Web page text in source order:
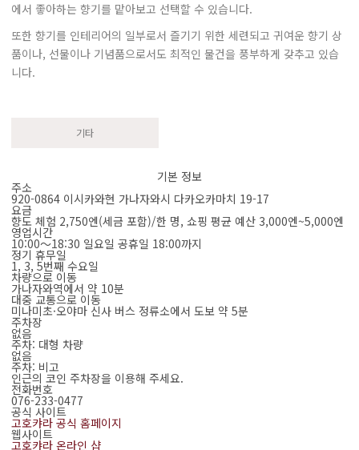
에서 좋아하는 향기를 맡아보고 선택할 수 있습니다.
또한 향기를 인테리어의 일부로서 즐기기 위한 세련되고 귀여운 향기 상
품이나, 선물이나 기념품으로서도 최적인 물건을 풍부하게 갖추고 있습
니다.
기타
기본 정보
주소
920-0864 이시카와현 가나자와시 다카오카마치 19-17
요금
향도 체험 2,750엔(세금 포함)/한 명, 쇼핑 평균 예산 3,000엔~5,000엔
영업시간
10:00～18:30 일요일 공휴일 18:00까지
정기 휴무일
1, 3, 5번째 수요일
차량으로 이동
가나자와역에서 약 10분
대중 교통으로 이동
미나미초·오야마 신사 버스 정류소에서 도보 약 5분
주차장
없음
주차: 대형 차량
없음
주차: 비고
인근의 코인 주차장을 이용해 주세요.
전화번호
076-233-0477
공식 사이트
고호캬라 공식 홈페이지
웹사이트
고호캬라 온라인 샵